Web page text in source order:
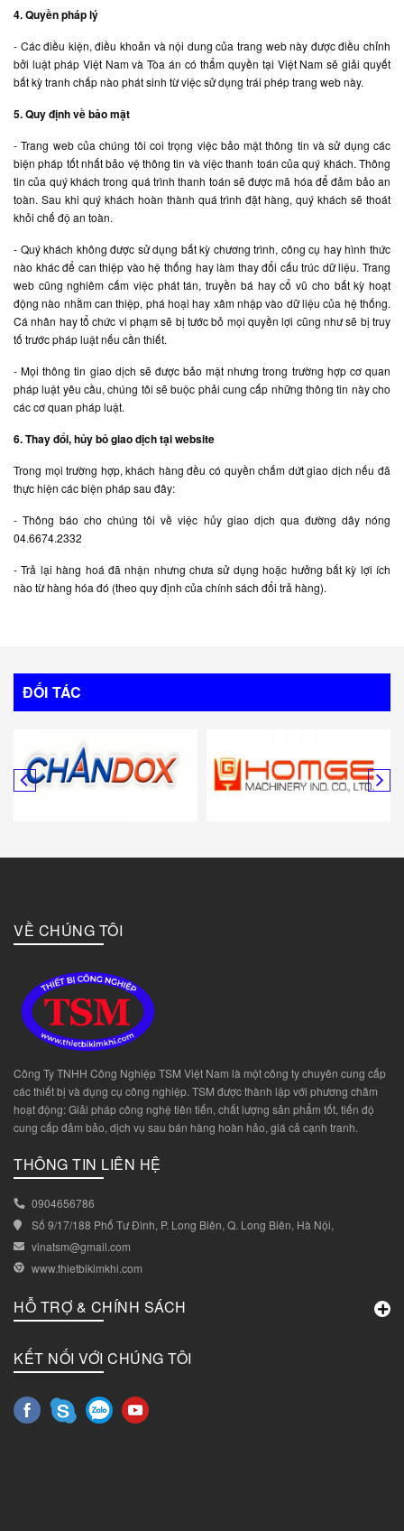
4. Quyền pháp lý
- Các điều kiện, điều khoản và nội dung của trang web này được điều chỉnh
bởi luật pháp Việt Nam và Tòa án có thẩm quyền tại Việt Nam sẽ giải quyết
bất kỳ tranh chấp nào phát sinh từ việc sử dụng trái phép trang web này.
5. Quy định về bảo mật
- Trang web của chúng tôi coi trọng việc bảo mật thông tin và sử dụng các
biện pháp tốt nhất bảo vệ thông tin và việc thanh toán của quý khách. Thông
tin của quý khách trong quá trình thanh toán sẽ được mã hóa để đảm bảo an
toàn. Sau khi quý khách hoàn thành quá trình đặt hàng, quý khách sẽ thoát
khỏi chế độ an toàn.
- Quý khách không được sử dụng bất kỳ chương trình, công cụ hay hình thức
nào khác để can thiệp vào hệ thống hay làm thay đổi cấu trúc dữ liệu. Trang
web cũng nghiêm cấm việc phát tán, truyền bá hay cổ vũ cho bất kỳ hoạt
động nào nhằm can thiệp, phá hoại hay xâm nhập vào dữ liệu của hệ thống.
Cá nhân hay tổ chức vi phạm sẽ bị tước bỏ mọi quyền lợi cũng như sẽ bị truy
tố trước pháp luật nếu cần thiết.
- Mọi thông tin giao dịch sẽ được bảo mật nhưng trong trường hợp cơ quan
pháp luật yêu cầu, chúng tôi sẽ buộc phải cung cấp những thông tin này cho
các cơ quan pháp luật.
6. Thay đổi, hủy bỏ giao dịch tại website
Trong mọi trường hợp, khách hàng đều có quyền chấm dứt giao dịch nếu đã
thực hiện các biện pháp sau đây:
- Thông báo cho chúng tôi về việc hủy giao dịch qua đường dây nóng
04.6674.2332
- Trả lại hàng hoá đã nhận nhưng chưa sử dụng hoặc hưởng bất kỳ lợi ích
nào từ hàng hóa đó (theo quy định của chính sách đổi trả hàng).
ĐỐI TÁC
VỀ CHÚNG TÔI
Công Ty TNHH Công Nghiệp TSM Việt Nam là một công ty chuyên cung cấp
các thiết bị và dụng cụ công nghiệp. TSM được thành lập với phương châm
hoạt động: Giải pháp công nghệ tiên tiến, chất lượng sản phẩm tốt, tiến độ
cung cấp đảm bảo, dịch vụ sau bán hàng hoàn hảo, giá cả cạnh tranh.
THÔNG TIN LIÊN HỆ
0904656786
Số 9/17/188 Phố Tư Đình, P. Long Biên, Q. Long Biên, Hà Nội,
vinatsm@gmail.com
www.thietbikimkhi.com
HỖ TRỢ & CHÍNH SÁCH
KẾT NỐI VỚI CHÚNG TÔI